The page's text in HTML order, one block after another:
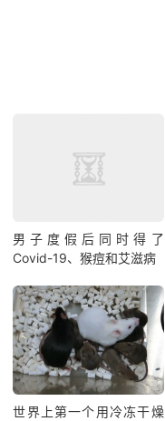
男子度假后同时得了
Covid-19、猴痘和艾滋病
世界上第一个用冷冻干燥